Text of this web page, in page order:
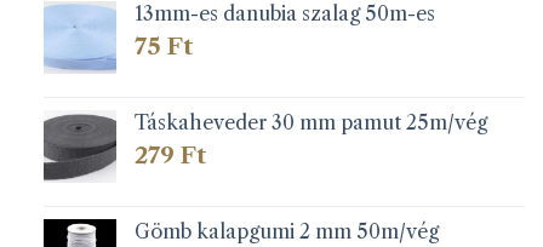
13mm-es danubia szalag 50m-es
75 Ft
Táskaheveder 30 mm pamut 25m/vég
279 Ft
Gömb kalapgumi 2 mm 50m/vég